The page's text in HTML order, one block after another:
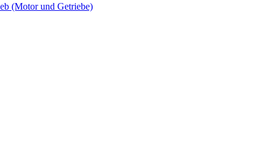
(Motor und Getriebe)